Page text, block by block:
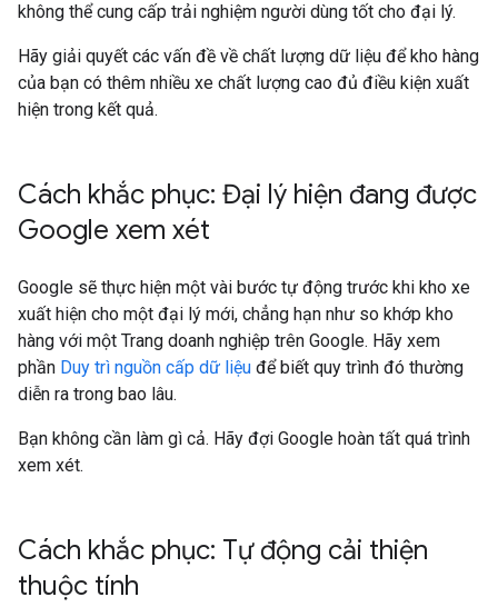
không thể cung cấp trải nghiệm người dùng tốt cho đại lý.
Hãy giải quyết các vấn đề về chất lượng dữ liệu để kho hàng
của bạn có thêm nhiều xe chất lượng cao đủ điều kiện xuất
hiện trong kết quả.
Cách khắc phục: Đại lý hiện đang được
Google xem xét
Google sẽ thực hiện một vài bước tự động trước khi kho xe
xuất hiện cho một đại lý mới, chẳng hạn như so khớp kho
hàng với một Trang doanh nghiệp trên Google. Hãy xem
phần Duy trì nguồn cấp dữ liệu để biết quy trình đó thường
diễn ra trong bao lâu.
Bạn không cần làm gì cả. Hãy đợi Google hoàn tất quá trình
xem xét.
Cách khắc phục: Tự động cải thiện
thuộc tính